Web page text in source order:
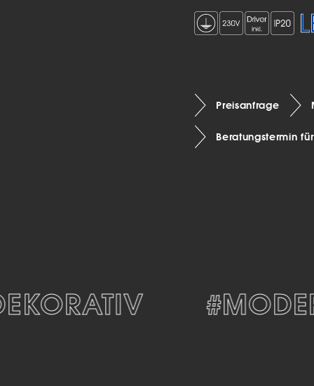
Preisanfrage
Beratungstermin